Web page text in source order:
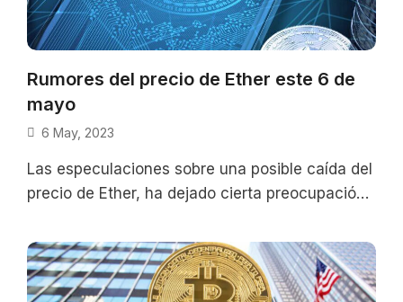
Rumores del precio de Ether este 6 de
mayo
6 May, 2023
Las especulaciones sobre una posible caída del
precio de Ether, ha dejado cierta preocupación